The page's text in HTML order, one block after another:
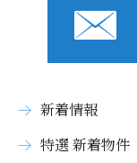
新着情報
特選 新着物件